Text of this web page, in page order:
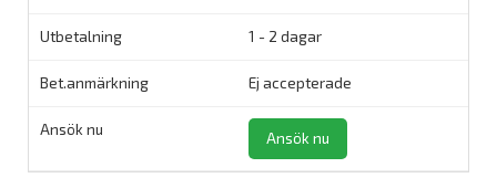
1 - 2 dagar
Ej accepterade
Ansök nu